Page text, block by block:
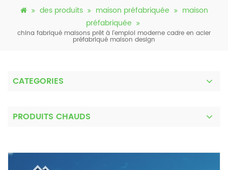
des produits maison préfabriquée
maison
préfabriquée
china fabriqué maisons prêt à l'emploi moderne cadre en acier
préfabriqué maison design
CATEGORIES
PRODUITS CHAUDS